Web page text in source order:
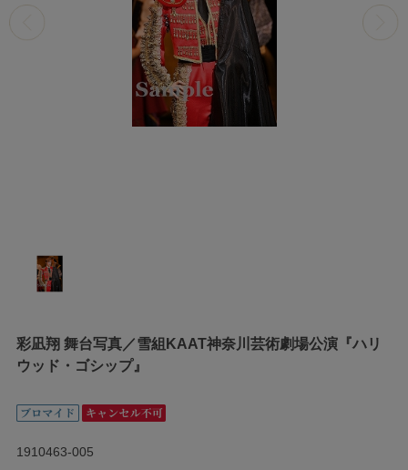
彩凪翔 舞台写真／雪組KAAT神奈川芸術劇場公演『ハリ
ウッド・ゴシップ』
1910463-005